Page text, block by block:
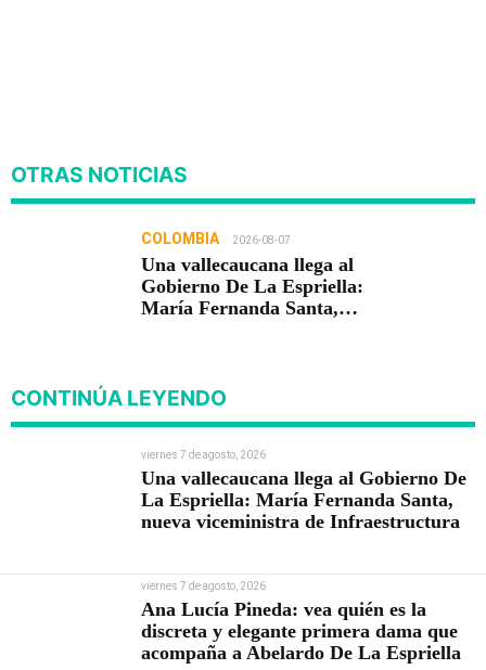
OTRAS NOTICIAS
COLOMBIA 2026-08-07
Una vallecaucana llega al
Gobierno De La Espriella:
María Fernanda Santa,
CONTINÚA LEYENDO
viernes 7 de agosto, 2026
Una vallecaucana llega al Gobierno De
La Espriella: María Fernanda Santa,
nueva viceministra de Infraestructura
viernes 7 de agosto, 2026
Ana Lucía Pineda: vea quién es la
discreta y elegante primera dama que
acompaña a Abelardo De La Espriella